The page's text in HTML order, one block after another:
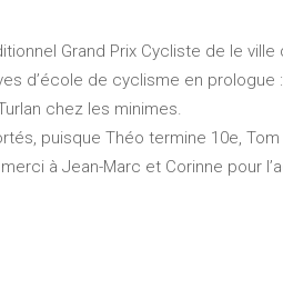
Grand Prix Cycliste de le ville
d’école de cyclisme en prologue
chez les minimes.
puisque Théo termine 10e, Tom
à Jean-Marc et Corinne pour